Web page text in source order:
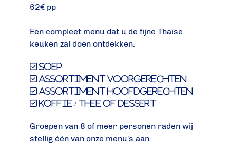
62€ pp
Een compleet menu dat u de fijne Thaïse
keuken zal doen ontdekken.
soep
assortiment voorgerechten
assortiment hoofdgerechten
koffie / thee of dessert
Groepen van 8 of meer personen raden wij
stellig één van onze menu's aan.